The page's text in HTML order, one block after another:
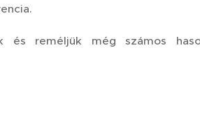
és reméljük még számos